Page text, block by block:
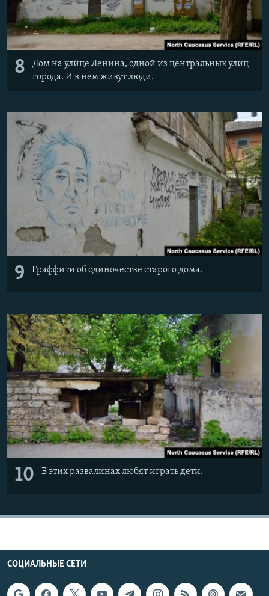
8
Дом на улице Ленина, одной из центральных улиц
города. И в нем живут люди.
9 Граффити об одиночестве старого дома.
10 В этих развалинах любят играть дети.
СОЦИАЛЬНЫЕ СЕТИ